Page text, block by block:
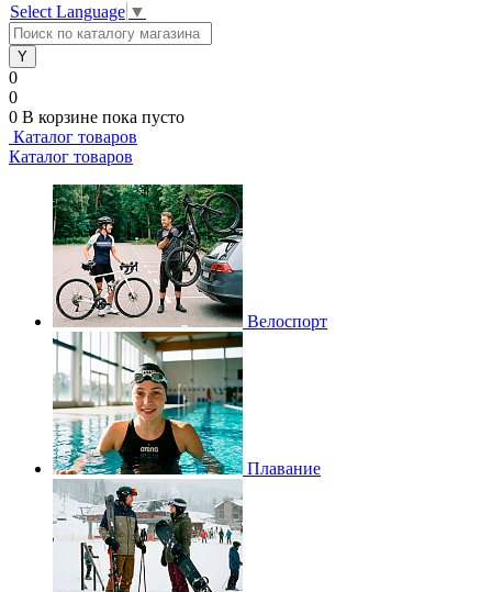
Select Language ▼
0
0
0 В корзине пока пусто
Каталог товаров
Каталог товаров
Велоспорт
Плавание